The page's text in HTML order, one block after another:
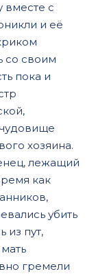
вместе с
и её
со своим
пока и
хозяина.
лежащий
как
убить
из пут,
гремели